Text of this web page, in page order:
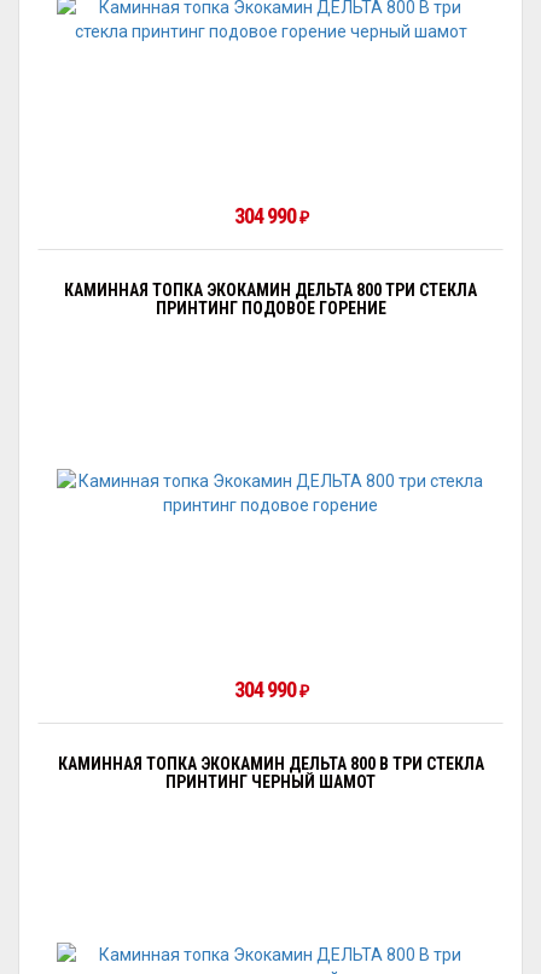
304 990 ₽
КАМИННАЯ ТОПКА ЭКОКАМИН ДЕЛЬТА 800 ТРИ СТЕКЛА
ПРИНТИНГ ПОДОВОЕ ГОРЕНИЕ
304 990 ₽
КАМИННАЯ ТОПКА ЭКОКАМИН ДЕЛЬТА 800 B ТРИ СТЕКЛА
ПРИНТИНГ ЧЕРНЫЙ ШАМОТ